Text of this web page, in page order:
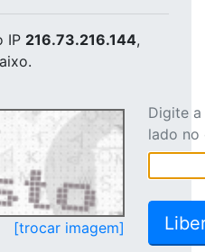
IP 216.73.216.144,
[trocar imagem]
Digite
lado no